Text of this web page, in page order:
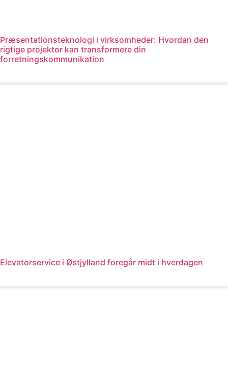
Præsentationsteknologi i virksomheder: Hvordan den
rigtige projektor kan transformere din
forretningskommunikation
Elevatorservice i Østjylland foregår midt i hverdagen